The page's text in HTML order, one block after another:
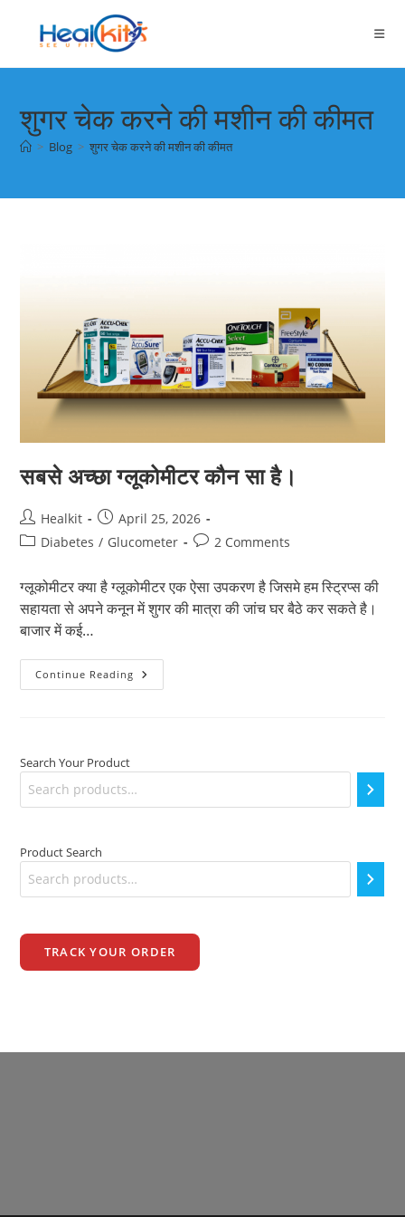
content
शुगर चेक करने की मशीन की कीमत
> Blog > शुगर चेक करने की मशीन की कीमत
सबसे अच्छा ग्लूकोमीटर कौन सा है।
Post
author:
Healkit
Post
published:
April 25, 2026
PostDiabetes / Glucometer
Post2 Comments
ग्लूकोमीटर क्या है ग्लूकोमीटर एक ऐसा उपकरण है जिसमे हम स्ट्रिप्स की
सहायता से अपने कनून में शुगर की मात्रा की जांच घर बैठे कर सकते है।
बाजार में कई…
Continue Reading सबसे
अच्छा
Search Your Product
Product Search
TRACK YOUR ORDER